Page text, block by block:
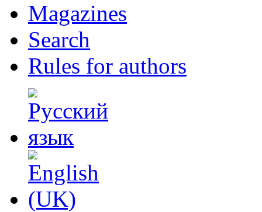
Magazines
Search
Rules for authors